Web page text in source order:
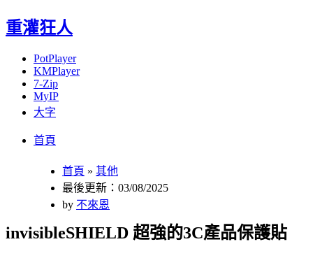
重灌狂人
PotPlayer
KMPlayer
7-Zip
MyIP
大字
首頁
首頁 » 其他
最後更新：03/08/2025
by 不來恩
invisibleSHIELD 超強的3C產品保護貼